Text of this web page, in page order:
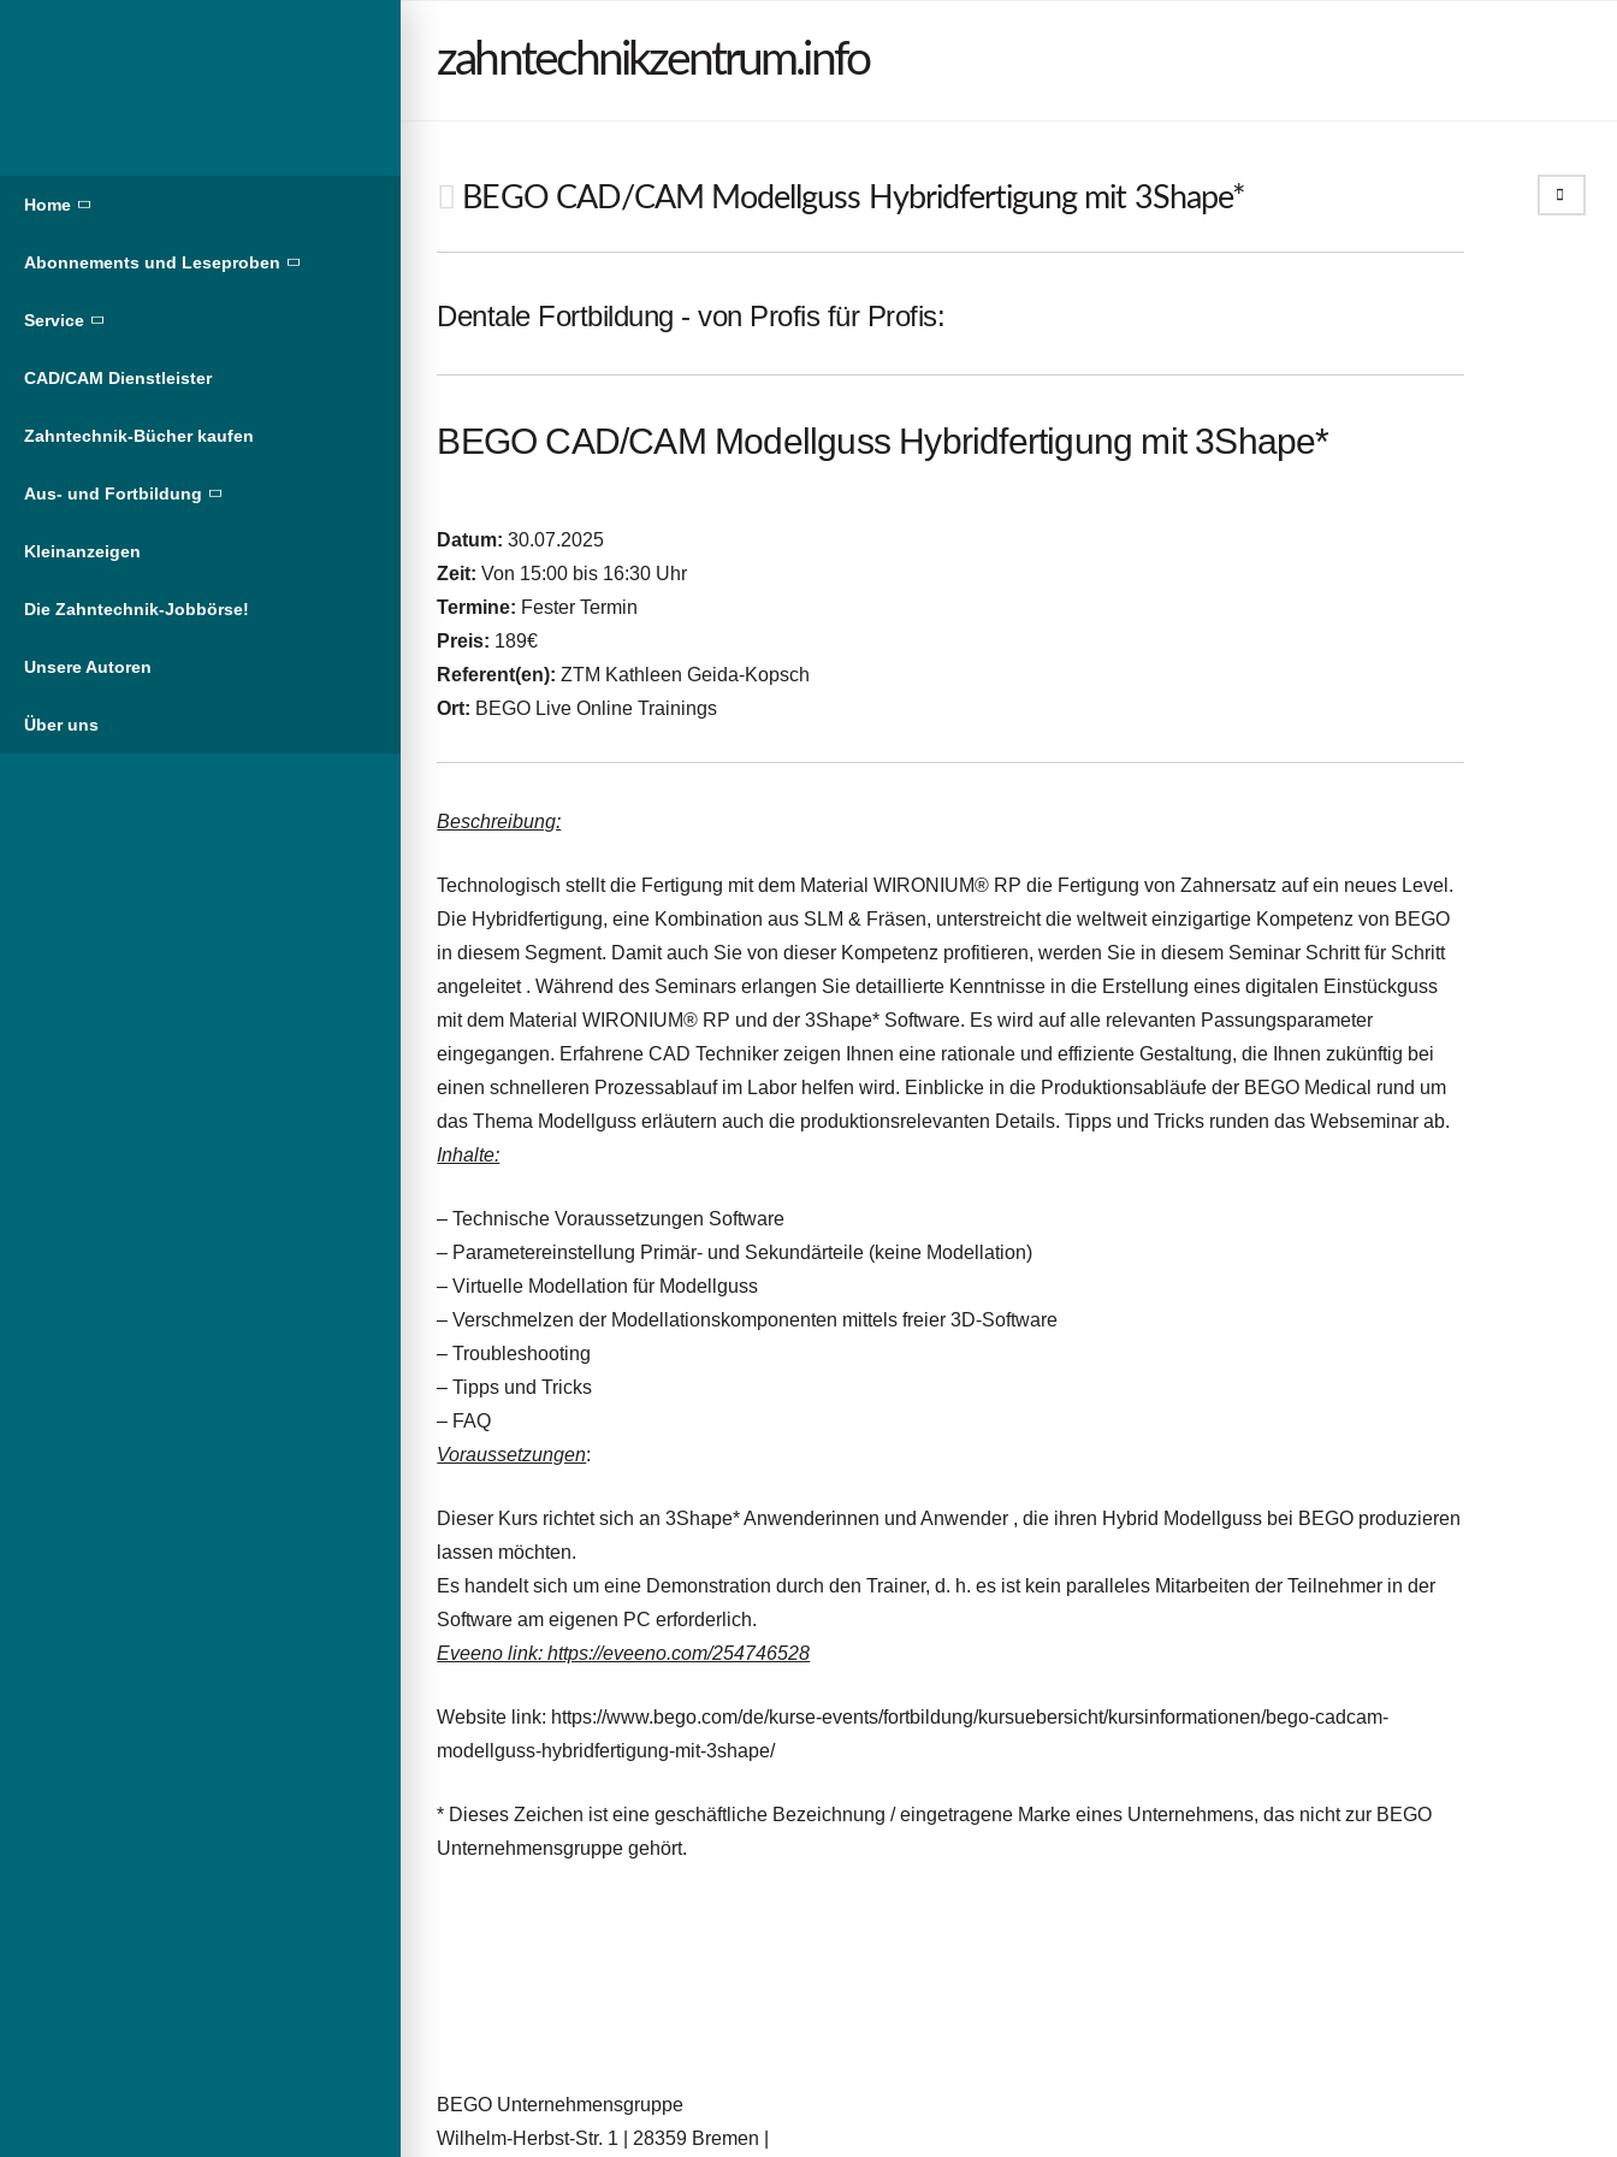
Home
Abonnements und Leseproben
Service
CAD/CAM Dienstleister
Zahntechnik-Bücher kaufen
Aus- und Fortbildung
Kleinanzeigen
Die Zahntechnik-Jobbörse!
Unsere Autoren
Über uns
zahntechnikzentrum.info
BEGO CAD/CAM Modellguss Hybridfertigung mit 3Shape*
Dentale Fortbildung - von Profis für Profis:
BEGO CAD/CAM Modellguss Hybridfertigung mit 3Shape*
Datum:30.07.2025
Zeit: Von 15:00 bis 16:30 Uhr
Termine: Fester Termin
Preis: 189€
Referent(en):ZTM Kathleen Geida-Kopsch
Ort: BEGO Live Online Trainings
Beschreibung:
Technologisch stellt die Fertigung mit dem Material WIRONIUM® RP die Fertigung von Zahnersatz auf ein neues Level.
Die Hybridfertigung, eine Kombination aus SLM & Fräsen, unterstreicht die weltweit einzigartige Kompetenz von BEGO
in diesem Segment. Damit auch Sie von dieser Kompetenz profitieren, werden Sie in diesem Seminar Schritt für Schritt
angeleitet . Während des Seminars erlangen Sie detaillierte Kenntnisse in die Erstellung eines digitalen Einstückguss
mit dem Material WIRONIUM® RP und der 3Shape* Software. Es wird auf alle relevanten Passungsparameter
eingegangen. Erfahrene CAD Techniker zeigen Ihnen eine rationale und effiziente Gestaltung, die Ihnen zukünftig bei
einen schnelleren Prozessablauf im Labor helfen wird. Einblicke in die Produktionsabläufe der BEGO Medical rund um
das Thema Modellguss erläutern auch die produktionsrelevanten Details. Tipps und Tricks runden das Webseminar ab.
Inhalte:
– Technische Voraussetzungen Software
– Parametereinstellung Primär- und Sekundärteile (keine Modellation)
– Virtuelle Modellation für Modellguss
– Verschmelzen der Modellationskomponenten mittels freier 3D-Software
– Troubleshooting
– Tipps und Tricks
– FAQ
Voraussetzungen:
Dieser Kurs richtet sich an 3Shape* Anwenderinnen und Anwender , die ihren Hybrid Modellguss bei BEGO produzieren
lassen möchten.
Es handelt sich um eine Demonstration durch den Trainer, d. h. es ist kein paralleles Mitarbeiten der Teilnehmer in der
Software am eigenen PC erforderlich.
Eveeno link: https://eveeno.com/254746528
Website link: https://www.bego.com/de/kurse-events/fortbildung/kursuebersicht/kursinformationen/bego-cadcam-
modellguss-hybridfertigung-mit-3shape/
* Dieses Zeichen ist eine geschäftliche Bezeichnung / eingetragene Marke eines Unternehmens, das nicht zur BEGO
Unternehmensgruppe gehört.
BEGO Unternehmensgruppe
Wilhelm-Herbst-Str. 1 | 28359 Bremen |
Search